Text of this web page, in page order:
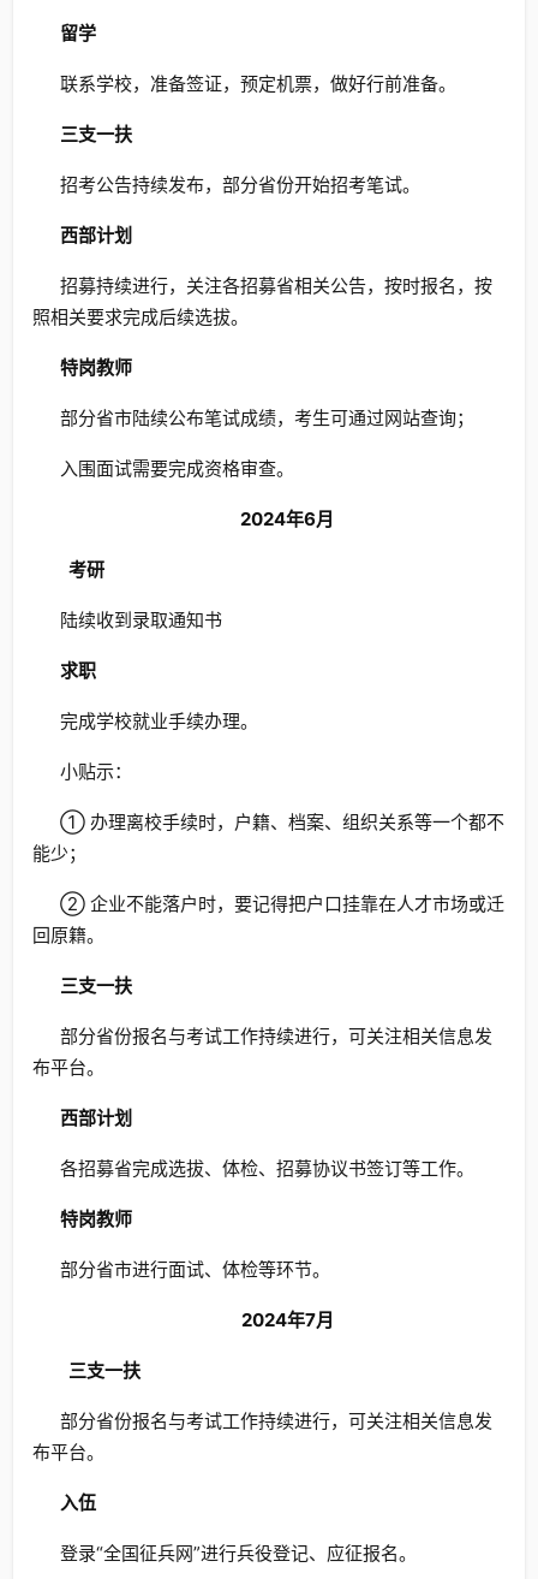
留学
联系学校，准备签证，预定机票，做好行前准备。
三支一扶
招考公告持续发布，部分省份开始招考笔试。
西部计划
招募持续进行，关注各招募省相关公告，按时报名，按
照相关要求完成后续选拔。
特岗教师
部分省市陆续公布笔试成绩，考生可通过网站查询；
入围面试需要完成资格审查。
2024年6月
考研
陆续收到录取通知书
求职
完成学校就业手续办理。
小贴示：
① 办理离校手续时，户籍、档案、组织关系等一个都不
能少；
② 企业不能落户时，要记得把户口挂靠在人才市场或迁
回原籍。
三支一扶
部分省份报名与考试工作持续进行，可关注相关信息发
布平台。
西部计划
各招募省完成选拔、体检、招募协议书签订等工作。
特岗教师
部分省市进行面试、体检等环节。
2024年7月
三支一扶
部分省份报名与考试工作持续进行，可关注相关信息发
布平台。
入伍
登录“全国征兵网”进行兵役登记、应征报名。